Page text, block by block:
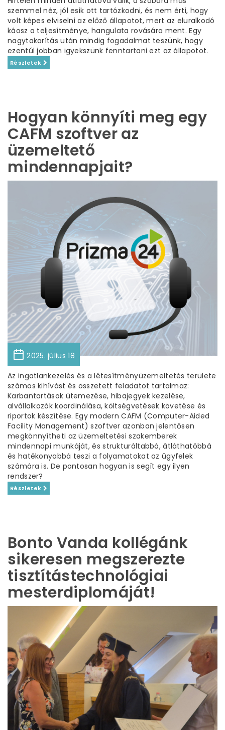
szemmel néz, jól esik ott tartózkodni, és nem érti, hogy
volt képes elviselni az előző állapotot, mert az eluralkodó
káosz a teljesítménye, hangulata rovására ment. Egy
nagytakarítás után mindig fogadalmat teszünk, hogy
ezentúl jobban igyekszünk fenntartani ezt az állapotot.
Részletek
Hogyan könnyíti meg egy
CAFM szoftver az
üzemeltető
mindennapjait?
2025. július 18
Az ingatlankezelés és a létesítményüzemeltetés területe
számos kihívást és összetett feladatot tartalmaz:
Karbantartások ütemezése, hibajegyek kezelése,
alvállalkozók koordinálása, költségvetések követése és
riportok készítése. Egy modern CAFM (Computer-Aided
Facility Management) szoftver azonban jelentősen
megkönnyítheti az üzemeltetési szakemberek
mindennapi munkáját, és strukturáltabbá, átláthatóbbá
és hatékonyabbá teszi a folyamatokat az ügyfelek
számára is. De pontosan hogyan is segít egy ilyen
rendszer?
Részletek
Bonto Vanda kollégánk
sikeresen megszerezte
tisztítástechnológiai
mesterdiplomáját!